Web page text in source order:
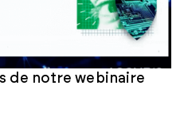
de notre webinaire